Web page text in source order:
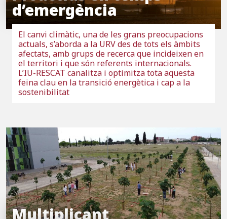
d’emergència
El canvi climàtic, una de les grans preocupacions
actuals, s’aborda a la URV des de tots els àmbits
afectats, amb grups de recerca que incideixen en
el territori i que són referents internacionals.
L’IU-RESCAT canalitza i optimitza tota aquesta
feina clau en la transició energètica i cap a la
sostenibilitat
Multiplicant